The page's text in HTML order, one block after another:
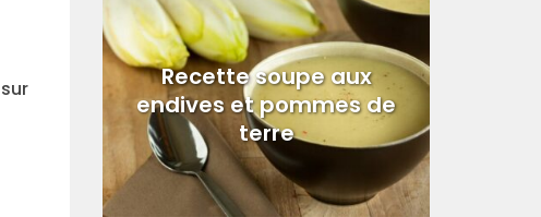
Recette soupe aux
endives et pommes de
terre